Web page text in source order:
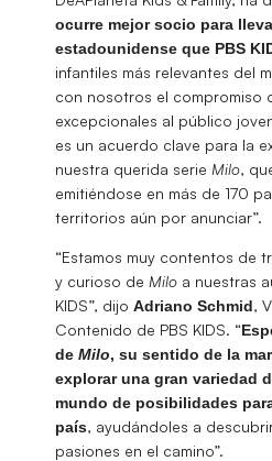
ocurre mejor socio para
estadounidense que PBS
infantiles más relevantes del
con nosotros el compromiso
excepcionales al público
es un acuerdo clave para la
nuestra querida serie Milo,
emitiéndose en más de 170
territorios aún por anunciar”.
“Estamos muy contentos de
y curioso de Milo a nuestras
KIDS”, dijo Adriano Schmid,
Contenido de PBS KIDS. “
de Milo, su sentido de la
explorar una gran variedad
mundo de posibilidades
país, ayudándoles a
pasiones en el camino”.